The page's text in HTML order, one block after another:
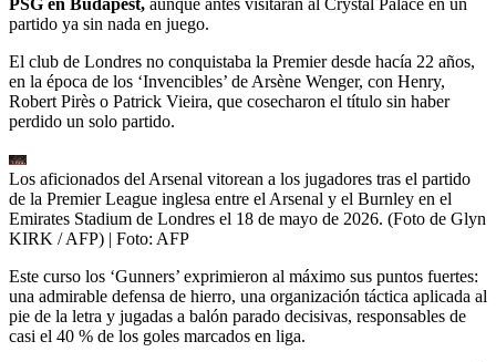
partido ya sin nada en juego.
El club de Londres no conquistaba la Premier desde hacía 22 años,
en la época de los ‘Invencibles’ de Arsène Wenger, con Henry,
Robert Pirès o Patrick Vieira, que cosecharon el título sin haber
perdido un solo partido.
Los aficionados del Arsenal vitorean a los jugadores tras el partido
de la Premier League inglesa entre el Arsenal y el Burnley en el
Emirates Stadium de Londres el 18 de mayo de 2026. (Foto de Glyn
KIRK / AFP) | Foto: AFP
Este curso los ‘Gunners’ exprimieron al máximo sus puntos fuertes:
una admirable defensa de hierro, una organización táctica aplicada al
pie de la letra y jugadas a balón parado decisivas, responsables de
casi el 40 % de los goles marcados en liga.